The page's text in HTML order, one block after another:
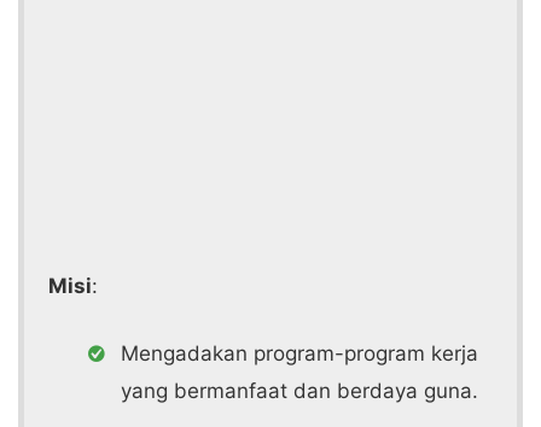
Misi:
Mengadakan program-program kerja
yang bermanfaat dan berdaya guna.